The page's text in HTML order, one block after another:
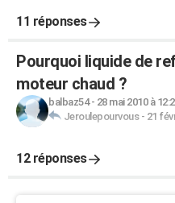
11 réponses
Pourquoi liquide de
moteur chaud ?
balbaz54- 28 mai 2010 à
Jeroulepourvous- 21
12 réponses